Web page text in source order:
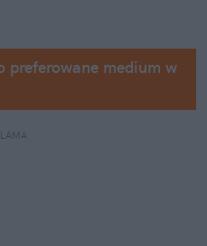
preferowane medium w